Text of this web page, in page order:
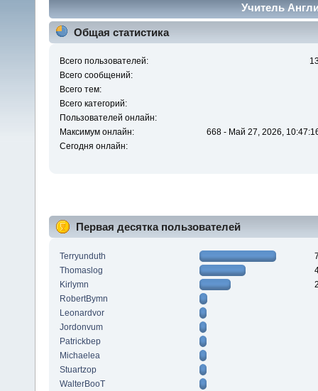
Учитель
Общая статистика
Всего пользователей:
Всего сообщений:
Всего тем:
Всего категорий:
Пользователей онлайн:
Максимум онлайн:
668 - Май 27, 2026,
Сегодня онлайн:
Первая десятка пользователей
Terryunduth
Thomaslog
Kirlymn
RobertBymn
Leonardvor
Jordonvum
Patrickbep
Michaelea
Stuartzop
WalterBooT